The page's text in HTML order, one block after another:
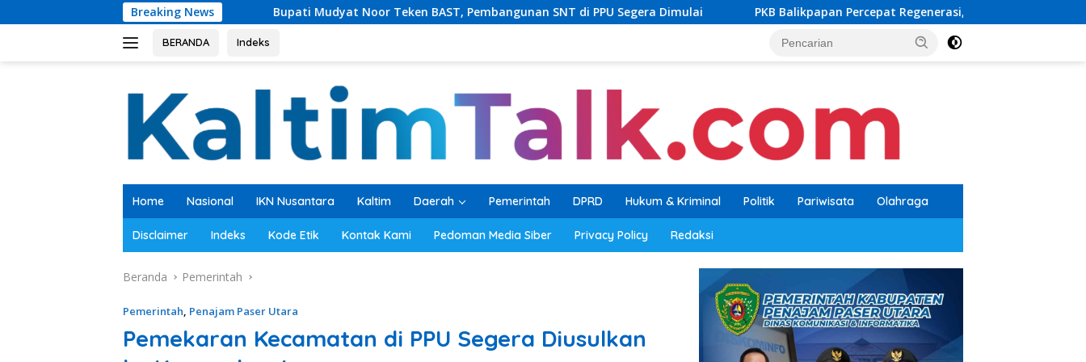
ke
Breaking News
Bupati Mudyat Noor Teken BAST, Pembangunan SNT di PPU Segera Dimulai PKB Balikpapan Percepat Regenerasi, Kader Muda Diprioritaskan Pimpin Struktur
BERANDA Indeks
Home Nasional IKN Nusantara Kaltim Daerah Pemerintah DPRD Hukum & Kriminal Politik Pariwisata Olahraga
Disclaimer Indeks Kode Etik Kontak Kami Pedoman Media Siber Privacy Policy Redaksi
Beranda Pemerintah
Pemerintah, Penajam Paser Utara
Pemekaran Kecamatan di PPU Segera Diusulkan